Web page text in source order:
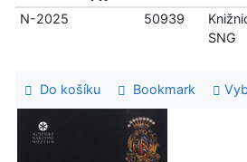
N-2025 50939
SNG
Do košíku Bookmark